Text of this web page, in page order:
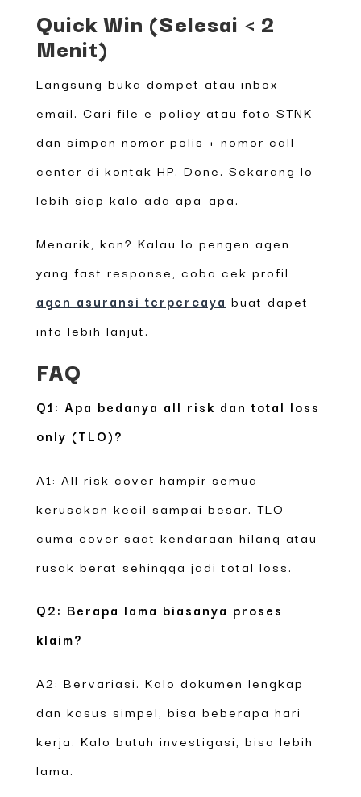
Quick Win (Selesai < 2
Menit)
Langsung buka dompet atau inbox
email. Cari file e-policy atau foto STNK
dan simpan nomor polis + nomor call
center di kontak HP. Done. Sekarang lo
lebih siap kalo ada apa-apa.
Menarik, kan? Kalau lo pengen agen
yang fast response, coba cek profil
agen asuransi terpercaya buat dapet
info lebih lanjut.
FAQ
Q1: Apa bedanya all risk dan total loss
only (TLO)?
A1: All risk cover hampir semua
kerusakan kecil sampai besar. TLO
cuma cover saat kendaraan hilang atau
rusak berat sehingga jadi total loss.
Q2: Berapa lama biasanya proses
klaim?
A2: Bervariasi. Kalo dokumen lengkap
dan kasus simpel, bisa beberapa hari
kerja. Kalo butuh investigasi, bisa lebih
lama.